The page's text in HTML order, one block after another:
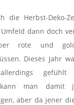
die Herbst-Deko-
dann doch
rote und
Dieses Jahr
allerdings
kann man
aber da jener